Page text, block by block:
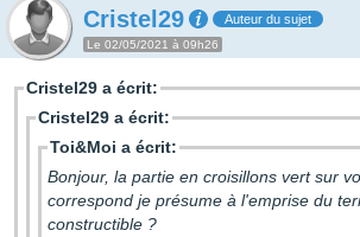
Cristel29 Auteur du sujet
Le 02/05/2021 à 09h26
Cristel29 a écrit:
Cristel29 a écrit:
Toi&Moi a écrit:
Bonjour, la partie en croisillons vert sur
correspond je présume à l'emprise du
constructible ?